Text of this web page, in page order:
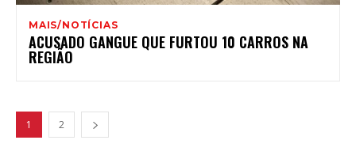
MAIS/NOTÍCIAS
ACUSADO GANGUE QUE FURTOU 10 CARROS NA
REGIÃO
1 2